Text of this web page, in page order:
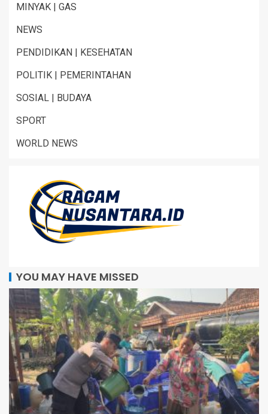
MINYAK | GAS
NEWS
PENDIDIKAN | KESEHATAN
POLITIK | PEMERINTAHAN
SOSIAL | BUDAYA
SPORT
WORLD NEWS
YOU MAY HAVE MISSED